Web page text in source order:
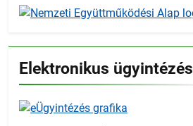
Elektronikus ügyintézés